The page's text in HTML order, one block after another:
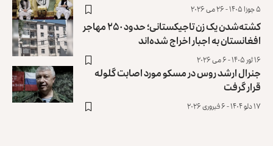
۵ جوزا ۱۴۰۵ - ۲۶ می ۲۰۲۶
کشته‌شدن یک زن تاجیکستانی؛ حدود ۲۵۰ مهاجر
افغانستان به اجبار اخراج شده‌اند
۱۶ ثور ۱۴۰۵ - ۶ می ۲۰۲۶
جنرال ارشد روس در مسکو مورد اصابت گلوله
قرار گرفت
۱۷ دلو ۱۴۰۴ - ۶ فبروری ۲۰۲۶